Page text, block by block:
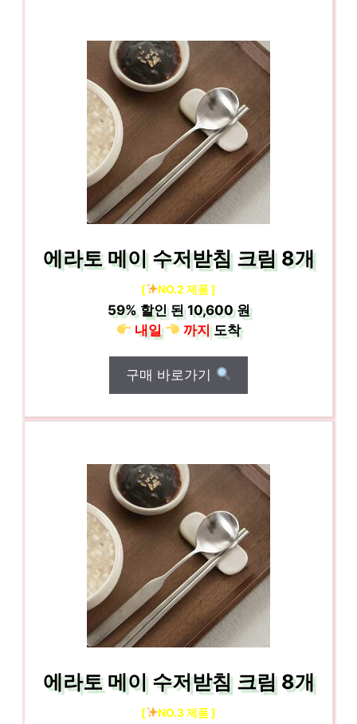
에라토 메이 수저받침 크림 8개
[ NO.2 제품 ]
59%할인 된10,600 원
내일
까지도착
구매 바로가기
에라토 메이 수저받침 크림 8개
[ NO.3 제품 ]